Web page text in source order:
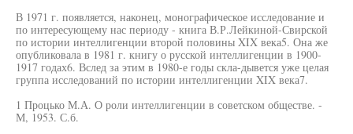
В 1971 г. появляется, наконец, монографическое исследование и
по интересующему нас периоду - книга В.Р.Лейкиной-Свирской
по истории интеллигенции второй половины XIX века5. Она же
опубликовала в 1981 г. книгу о русской интеллигенции в 1900-
1917 годах6. Вслед за этим в 1980-е годы скла-дывется уже целая
группа исследований по истории интеллигенции XIX века7.
1 Процько М.А. О роли интеллигенции в советском обществе. -
М, 1953. С.б.